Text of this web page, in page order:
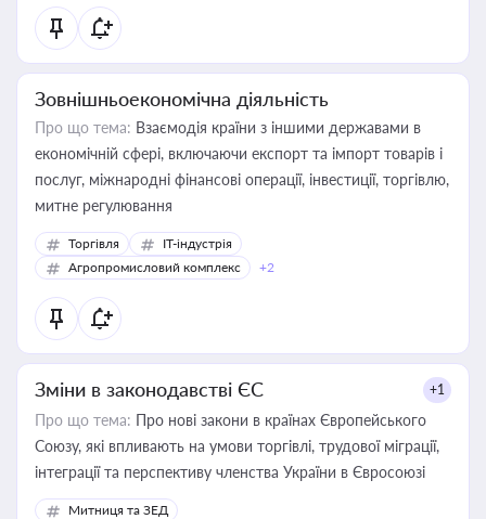
Зовнішньоекономічна діяльність
Про що тема: Взаємодія країни з іншими державами в
економічній сфері, включаючи експорт та імпорт товарів і
послуг, міжнародні фінансові операції, інвестиції, торгівлю,
митне регулювання
Торгівля
IT-індустрія
Агропромисловий комплекс
+2
Зміни в законодавстві ЄС +1
Про що тема: Про нові закони в країнах Європейського
Союзу, які впливають на умови торгівлі, трудової міграції,
інтеграції та перспективу членства України в Євросоюзі
Митниця та ЗЕД